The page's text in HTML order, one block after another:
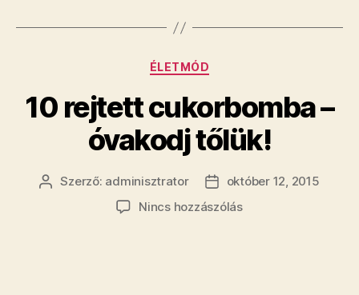
Kategóriák
ÉLETMÓD
10 rejtett cukorbomba –
óvakodj tőlük!
Bejegyzés
Szerző: adminisztrator
Bejegyzés
dátuma
október 12, 2015
Nincs hozzászólása(z)